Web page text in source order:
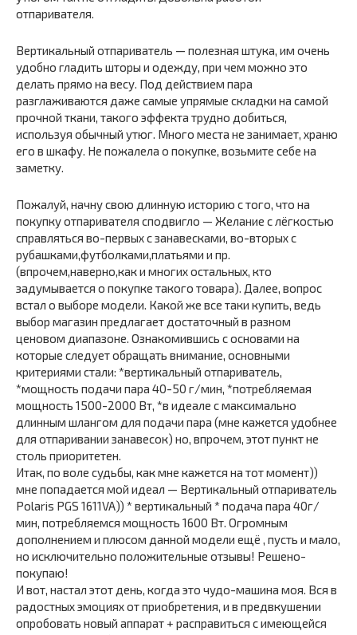
отпаривателя.
Вертикальный отпариватель — полезная штука, им очень
удобно гладить шторы и одежду, при чем можно это
делать прямо на весу. Под действием пара
разглаживаются даже самые упрямые складки на самой
прочной ткани, такого эффекта трудно добиться,
используя обычный утюг. Много места не занимает, храню
его в шкафу. Не пожалела о покупке, возьмите себе на
заметку.
Пожалуй, начну свою длинную историю с того, что на
покупку отпаривателя сподвигло — Желание с лёгкостью
справляться во-первых с занавесками, во-вторых с
рубашками,футболками,платьями и пр.
(впрочем,наверно,как и многих остальных, кто
задумывается о покупке такого товара). Далее, вопрос
встал о выборе модели. Какой же все таки купить, ведь
выбор магазин предлагает достаточный в разном
ценовом диапазоне. Ознакомившись с основами на
которые следует обращать внимание, основными
критериями стали: *вертикальный отпариватель,
*мощность подачи пара 40-50 г/мин, *потребляемая
мощность 1500-2000 Вт, *в идеале с максимально
длинным шлангом для подачи пара (мне кажется удобнее
для отпаривании занавесок) но, впрочем, этот пункт не
столь приоритетен.
Итак, по воле судьбы, как мне кажется на тот момент))
мне попадается мой идеал — Вертикальный отпариватель
Polaris PGS 1611VA)) * вертикальный * подача пара 40г/
мин, потребляемся мощность 1600 Вт. Огромным
дополнением и плюсом данной модели ещё , пусть и мало,
но исключительно положительные отзывы! Решено-
покупаю!
И вот, настал этот день, когда это чудо-машина моя. Вся в
радостных эмоциях от приобретения, и в предвкушении
опробовать новый аппарат + расправиться с имеющейся